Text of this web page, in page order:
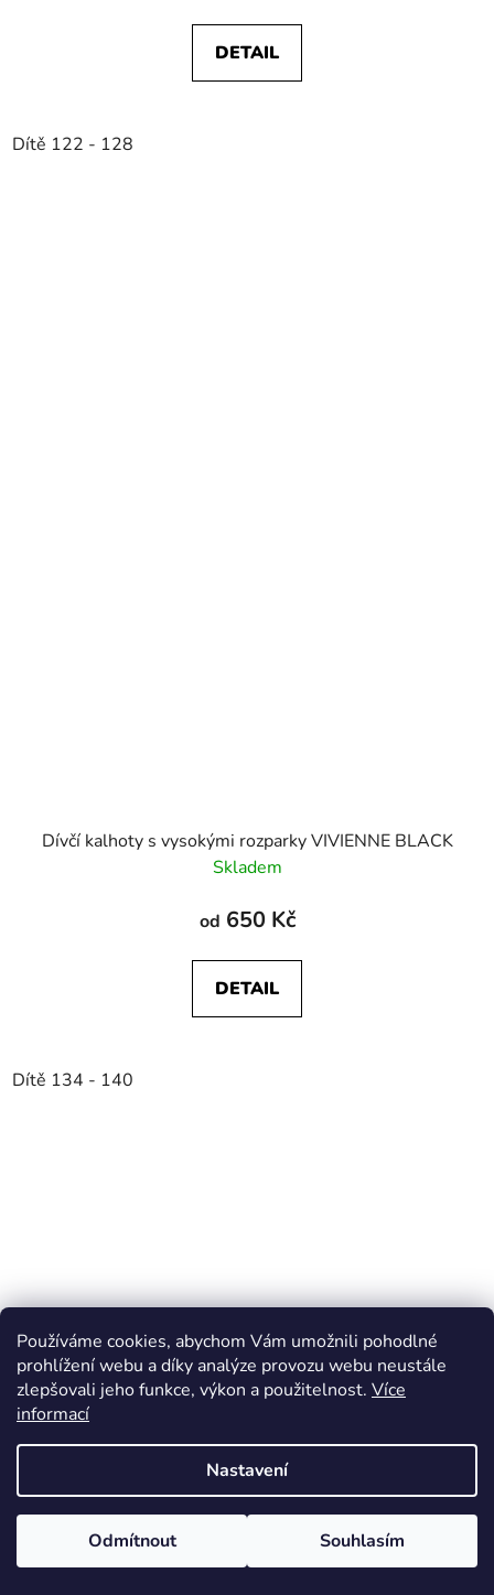
Používáme cookies, abychom Vám umožnili pohodlné
prohlížení webu a díky analýze provozu webu neustále
zlepšovali jeho funkce, výkon a použitelnost. Více
informací
Nastavení
Odmítnout Souhlasím
DETAIL
Dítě 122 - 128
Dívčí kalhoty s vysokými rozparky VIVIENNE BLACK
Skladem
od 650 Kč
DETAIL
Dítě 134 - 140